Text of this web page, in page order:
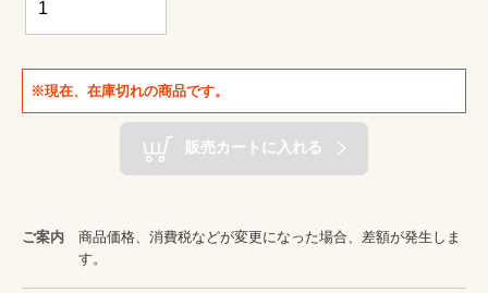
※現在、在庫切れの商品です。
販売カートに入れる
ご案内
商品価格、消費税などが変更になった場合、差額が発生しま
す。